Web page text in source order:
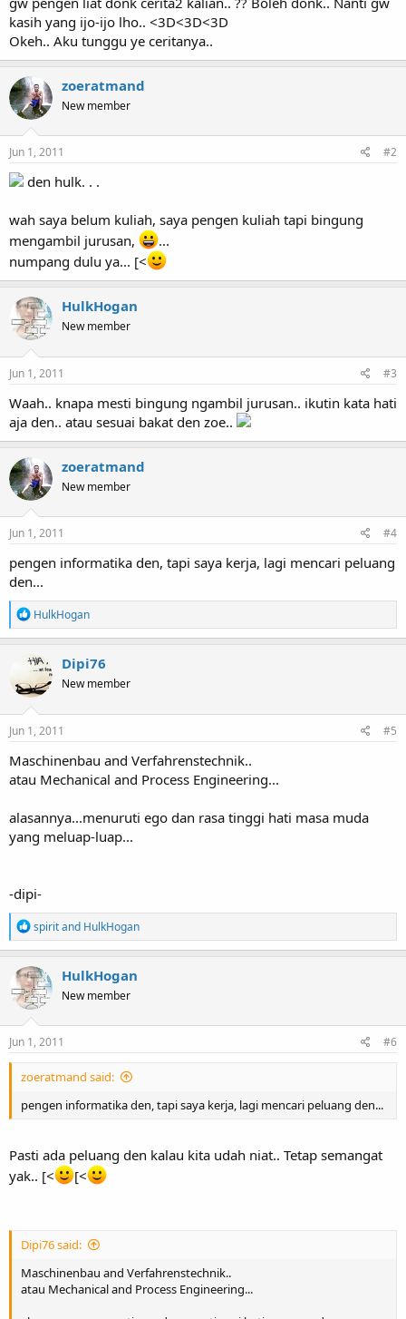
kasih yang ijo-ijo lho.. <3D<3D<3D
Okeh.. Aku tunggu ye ceritanya..
zoeratmand
New member
Jun 1, 2011 #2
den hulk. . .
wah saya belum kuliah, saya pengen kuliah tapi bingung
mengambil jurusan,
...
numpang dulu ya... [<
HulkHogan
New member
Jun 1, 2011 #3
Waah.. knapa mesti bingung ngambil jurusan.. ikutin kata hati
aja den.. atau sesuai bakat den zoe..
zoeratmand
New member
Jun 1, 2011 #4
pengen informatika den, tapi saya kerja, lagi mencari peluang
den...
R
e
a
c
t
i
o
n
HulkHogan
Dipi76
New member
Jun 1, 2011 #5
Maschinenbau and Verfahrenstechnik..
atau Mechanical and Process Engineering...
alasannya...menuruti ego dan rasa tinggi hati masa muda
yang meluap-luap...
-dipi-
R
e
a
c
t
i
o
n
spiritand HulkHogan
HulkHogan
New member
Jun 1, 2011 #6
zoeratmand said:
pengen informatika den, tapi saya kerja, lagi mencari peluang den...
Pasti ada peluang den kalau kita udah niat.. Tetap semangat
yak.. [<
[<
Dipi76 said:
Maschinenbau and Verfahrenstechnik..
atau Mechanical and Process Engineering...